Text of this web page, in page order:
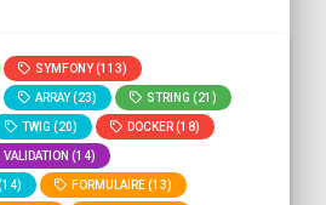
SYMFONY (113)
ARRAY (23) STRING (21)
TWIG (20) DOCKER (18)
VALIDATION (14)
FORMULAIRE (13)